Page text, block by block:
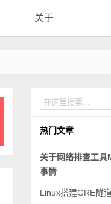
关于
热门文章
关于网络排查工具
事情
Linux搭建GRE隧